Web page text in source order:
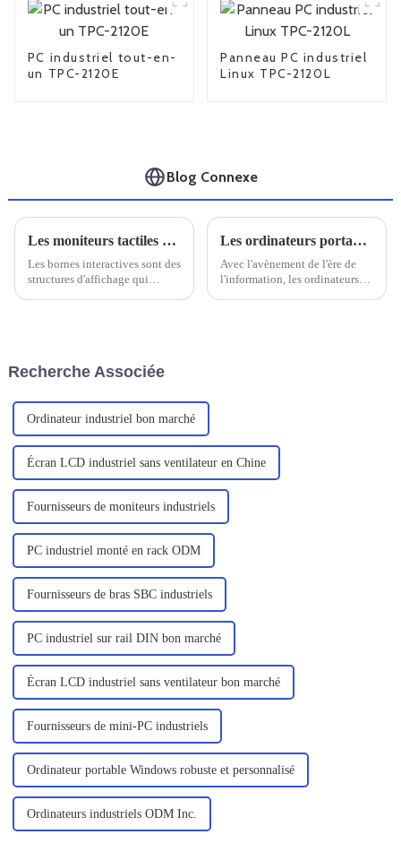
PC industriel tout-en-
un TPC-2120E
Panneau PC industriel
Linux TPC-2120L
Blog Connexe
Les moniteurs tactiles classés IP67 relèvent le défi des bornes automatiques
Les bornes interactives sont des
structures d'affichage qui
Les ordinateurs portables renforcés nationaux sont-ils fiables ?
Avec l'avènement de l'ère de
l'information, les ordinateurs
Recherche Associée
Ordinateur industriel bon marché
Écran LCD industriel sans ventilateur en Chine
Fournisseurs de moniteurs industriels
PC industriel monté en rack ODM
Fournisseurs de bras SBC industriels
PC industriel sur rail DIN bon marché
Écran LCD industriel sans ventilateur bon marché
Fournisseurs de mini-PC industriels
Ordinateur portable Windows robuste et personnalisé
Ordinateurs industriels ODM Inc.